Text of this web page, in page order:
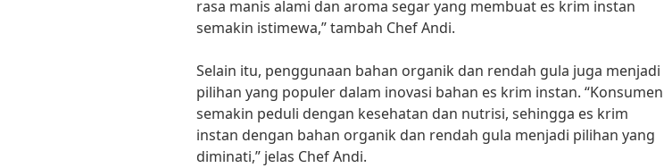
rasa manis alami dan aroma segar yang membuat es krim instan
semakin istimewa,” tambah Chef Andi.
Selain itu, penggunaan bahan organik dan rendah gula juga menjadi
pilihan yang populer dalam inovasi bahan es krim instan. “Konsumen
semakin peduli dengan kesehatan dan nutrisi, sehingga es krim
instan dengan bahan organik dan rendah gula menjadi pilihan yang
diminati,” jelas Chef Andi.